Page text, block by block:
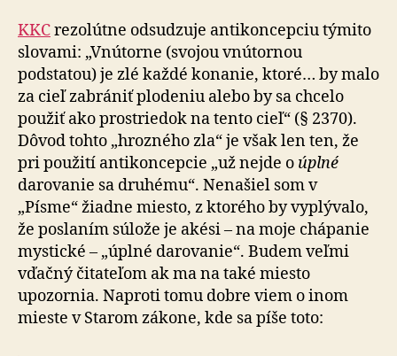
KKCrezolútne odsudzuje antikoncepciu týmito
slovami: „Vnútorne (svojou vnútornou
podstatou) je zlé každé konanie, ktoré… by malo
za cieľ zabrániť plodeniu alebo by sa chcelo
použiť ako prostriedok na tento cieľ“ (§ 2370).
Dôvod tohto „hrozného zla“ je však len ten, že
pri použití antikoncepcie „už nejde o úplné
darovanie sa druhému“. Nenašiel som v
„Písme“ žiadne miesto, z ktorého by vyplývalo,
že poslaním súlože je akési – na moje chápanie
mystické – „úplné darovanie“. Budem veľmi
vďačný čitateľom ak ma na také miesto
upozornia. Naproti tomu dobre viem o inom
mieste v Starom zákone, kde sa píše toto: